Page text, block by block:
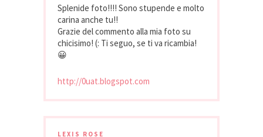
Splenide foto!!!! Sono stupende e molto
carina anche tu!!
Grazie del commento alla mia foto su
chicisimo! (: Ti seguo, se ti va ricambia!
😀
http://0uat.blogspot.com
LEXIS ROSE